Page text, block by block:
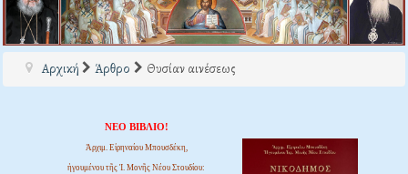
Αρχική Άρθρο Θυσίαν αινέσεως
ΝΕΟ ΒΙΒΛΙΟ!
Ἀρχιμ. Εἰρηναίου Μπουσδέκη,
ἡγουμένου τῆς Ἱ. Μονῆς Νέου Στουδίου: